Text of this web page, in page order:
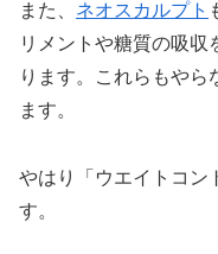
また、 ネオスカルプト
リメントや糖質の吸収
ります。これらもやら
ます。
やはり「ウエイトコン
す。